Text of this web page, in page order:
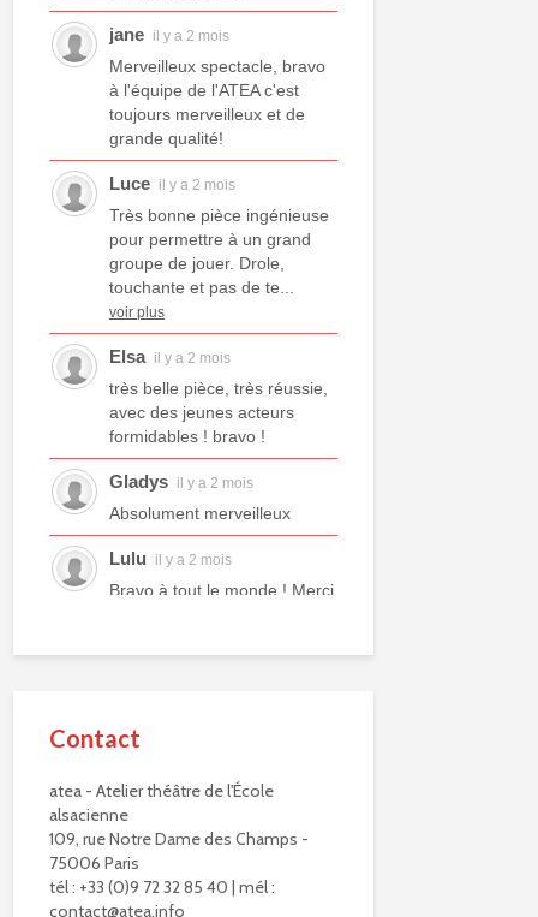
jane il y a 2 mois
Merveilleux spectacle, bravo
à l'équipe de l'ATEA c'est
toujours merveilleux et de
grande qualité!
Luce il y a 2 mois
Très bonne pièce ingénieuse
pour permettre à un grand
groupe de jouer. Drole,
touchante et pas de te...
voir plus
Elsa il y a 2 mois
très belle pièce, très réussie,
avec des jeunes acteurs
formidables ! bravo !
Gladys il y a 2 mois
Absolument merveilleux
Lulu il y a 2 mois
Bravo à tout le monde ! Merci
Murielle R.
Bravo à eux. Bravo à vous !
Virginie Delisle
Bravo à toute l'équipe de
L'ATEA.
Un choix exigeant.
Contact
atea - Atelier théâtre de l'École
alsacienne
109, rue Notre Dame des Champs -
75006 Paris
tél : +33 (0)9 72 32 85 40 | mél :
contact@atea.info